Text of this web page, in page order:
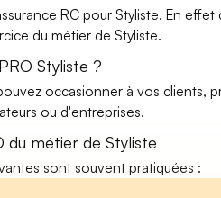
RC pour Styliste. En
du métier de Styliste.
Styliste ?
occasionner à vos clients,
ou d'entreprises.
du métier de Styliste
sont souvent pratiquées :